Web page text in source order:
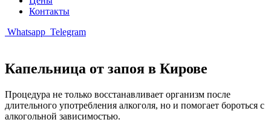
Контакты
Whatsapp Telegram
Капельница от запоя в Кирове
Процедура не только восстанавливает организм после
длительного употребления алкоголя, но и помогает бороться с
алкогольной зависимостью.